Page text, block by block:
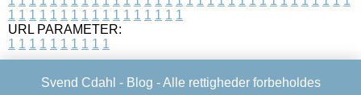
1 1 1 1 1 1 1 1 1 1 1 1 1 1 1 1 1
URL PARAMETER:
1 1 1 1 1 1 1 1 1 1
Svend Cdahl - Blog - Alle rettigheder forbeholdes